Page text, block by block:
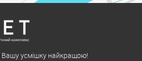
усмішку найкращою!